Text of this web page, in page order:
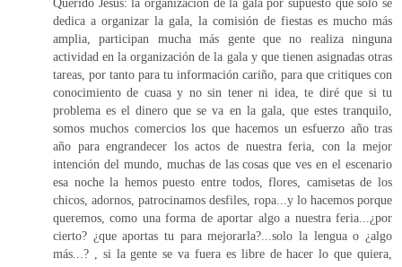
dedica a organizar la gala, la comisión de fiestas es mucho más
amplia, participan mucha más gente que no realiza ninguna
actividad en la organización de la gala y que tienen asignadas otras
tareas, por tanto para tu información cariño, para que critiques con
conocimiento de cuasa y no sin tener ni idea, te diré que si tu
problema es el dinero que se va en la gala, que estes tranquilo,
somos muchos comercios los que hacemos un esfuerzo año tras
año para engrandecer los actos de nuestra feria, con la mejor
intención del mundo, muchas de las cosas que ves en el escenario
esa noche la hemos puesto entre todos, flores, camisetas de los
chicos, adornos, patrocinamos desfiles, ropa...y lo hacemos porque
queremos, como una forma de aportar algo a nuestra feria...¿por
cierto? ¿que aportas tu para mejorarla?...solo la lengua o ¿algo
más...? , si la gente se va fuera es libre de hacer lo que quiera,